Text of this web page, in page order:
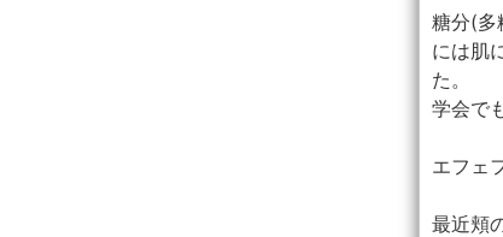
糖分(多
には肌
た。
学会で
エフェ
最近頬